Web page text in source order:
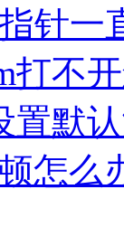
针一
打不
置默
怎么